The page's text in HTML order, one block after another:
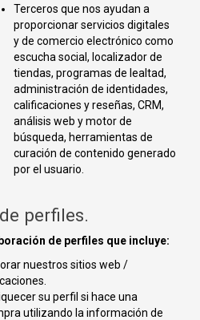
Terceros que nos ayudan a
proporcionar servicios digitales
y de comercio electrónico como
escucha social, localizador de
tiendas, programas de lealtad,
administración de identidades,
calificaciones y reseñas, CRM,
análisis web y motor de
búsqueda, herramientas de
curación de contenido generado
por el usuario.
perfiles.
de perfiles que incluye:
nuestros sitios web /
su perfil si hace una
utilizando la información de